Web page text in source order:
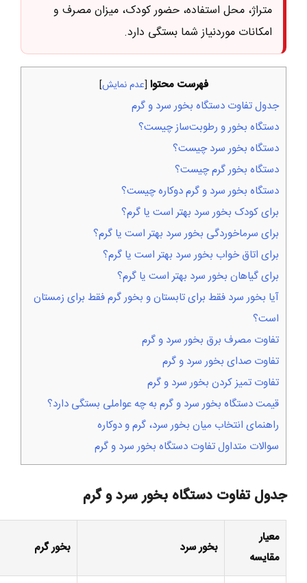
متراژ، محل استفاده، حضور کودک، میزان مصرف و
امکانات موردنیاز شما بستگی دارد.
فهرست محتوا [عدم نمایش]
جدول تفاوت دستگاه بخور سرد و گرم
دستگاه بخور و رطوبت‌ساز چیست؟
دستگاه بخور سرد چیست؟
دستگاه بخور گرم چیست؟
دستگاه بخور سرد و گرم دوکاره چیست؟
برای کودک بخور سرد بهتر است یا گرم؟
برای سرماخوردگی بخور سرد بهتر است یا گرم؟
برای اتاق خواب بخور سرد بهتر است یا گرم؟
برای گیاهان بخور سرد بهتر است یا گرم؟
آیا بخور سرد فقط برای تابستان و بخور گرم فقط برای زمستان
است؟
تفاوت مصرف برق بخور سرد و گرم
تفاوت صدای بخور سرد و گرم
تفاوت تمیز کردن بخور سرد و گرم
قیمت دستگاه بخور سرد و گرم به چه عواملی بستگی دارد؟
راهنمای انتخاب میان بخور سرد، گرم و دوکاره
سوالات متداول تفاوت دستگاه بخور سرد و گرم
جدول تفاوت دستگاه بخور سرد و گرم
معیار
مقایسه
بخور سرد بخور گرم